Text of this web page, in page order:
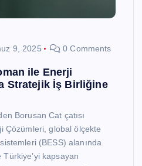
9, 2025 0 Comments
ile Enerji
Stratejik İş Birliğine
Borusan Cat çatısı
Çözümleri, global ölçekte
(BESS) alanında
kapsayan